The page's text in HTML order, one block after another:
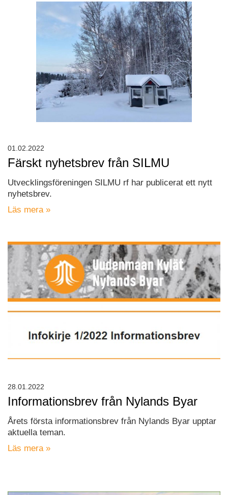
Färskt nyhetsbrev från SILMU
Utvecklingsföreningen SILMU rf har publicerat ett nytt
nyhetsbrev.
Läs mera »
01.02.2022
Informationsbrev från Nylands Byar
Årets första informationsbrev från Nylands Byar upptar
aktuella teman.
Läs mera »
28.01.2022